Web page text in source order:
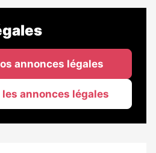
annonces légales
annonces légales